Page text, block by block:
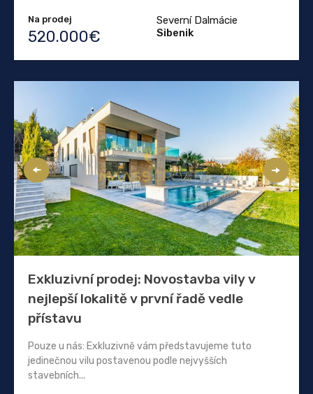
Na prodej
520.000€
Severní Dalmácie
Sibenik
Exkluzivní prodej: Novostavba vily v
nejlepší lokalitě v první řadě vedle
přístavu
Pouze u nás: Exkluzivně vám představujeme tuto
jedinečnou vilu postavenou podle nejvyšších
stavebních...